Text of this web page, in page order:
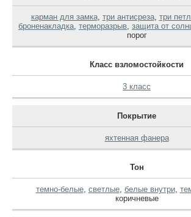
карман для замка, три антисреза, три
броненакладка, терморазрыв, защита от
порог
Класс взломостойкости
3 класс
Покрытие
яхтенная фанера
Тон
темно-белые, светлые, белые внутри,
коричневые